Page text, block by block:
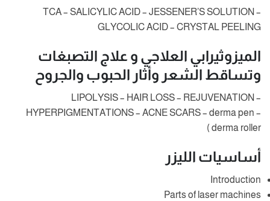
TCA – SALICYLIC ACID – JESSENER’S SOLUTION –
GLYCOLIC ACID – CRYSTAL PEELING
الميزوثيرابي العلاجي و علاج التصبغات
وتساقط الشعر وأثار الحبوب والجروح
LIPOLYSIS – HAIR LOSS – REJUVENATION –
HYPERPIGMENTATIONS – ACNE SCARS – derma pen –
derma roller )
أساسيات الليزر
Introduction
Parts of laser machines